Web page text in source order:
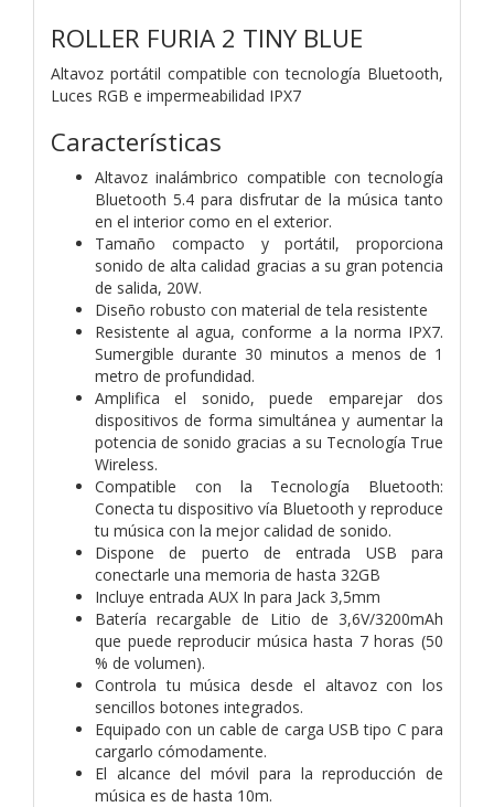
ROLLER FURIA 2 TINY BLUE
Altavoz portátil compatible con tecnología Bluetooth,
Luces RGB e impermeabilidad IPX7
Características
Altavoz inalámbrico compatible con tecnología
Bluetooth 5.4 para disfrutar de la música tanto
en el interior como en el exterior.
Tamaño compacto y portátil, proporciona
sonido de alta calidad gracias a su gran potencia
de salida, 20W.
Diseño robusto con material de tela resistente
Resistente al agua, conforme a la norma IPX7.
Sumergible durante 30 minutos a menos de 1
metro de profundidad.
Amplifica el sonido, puede emparejar dos
dispositivos de forma simultánea y aumentar la
potencia de sonido gracias a su Tecnología True
Wireless.
Compatible con la Tecnología Bluetooth:
Conecta tu dispositivo vía Bluetooth y reproduce
tu música con la mejor calidad de sonido.
Dispone de puerto de entrada USB para
conectarle una memoria de hasta 32GB
Incluye entrada AUX In para Jack 3,5mm
Batería recargable de Litio de 3,6V/3200mAh
que puede reproducir música hasta 7 horas (50
% de volumen).
Controla tu música desde el altavoz con los
sencillos botones integrados.
Equipado con un cable de carga USB tipo C para
cargarlo cómodamente.
El alcance del móvil para la reproducción de
música es de hasta 10m.